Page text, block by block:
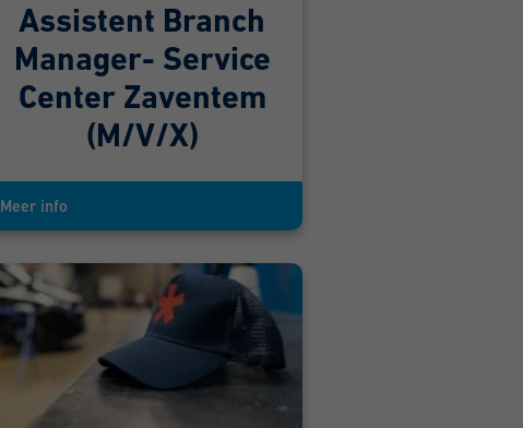
Assistent Branch
Manager- Service
Center Zaventem
(M/V/X)
Meer info